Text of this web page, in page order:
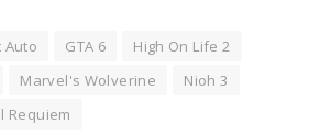
Auto GTA 6
High On Life 2
Marvel's Wolverine
Nioh 3
Requiem